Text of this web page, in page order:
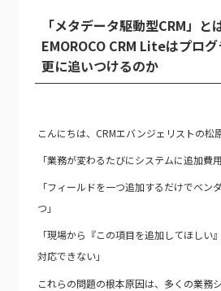
「メタデータ駆動型CRM」
EMOROCO CRM Liteはプロ
更に追いつけるのか
こんにちは、CRMエバンジェリストの松原
「業務が変わるたびにシステムに追加費
「フィールドを一つ追加するだけでベン
つ」
「現場から『この項目を追加してほしい
対応できない」
これらの問題の根本原因は、多くの業務